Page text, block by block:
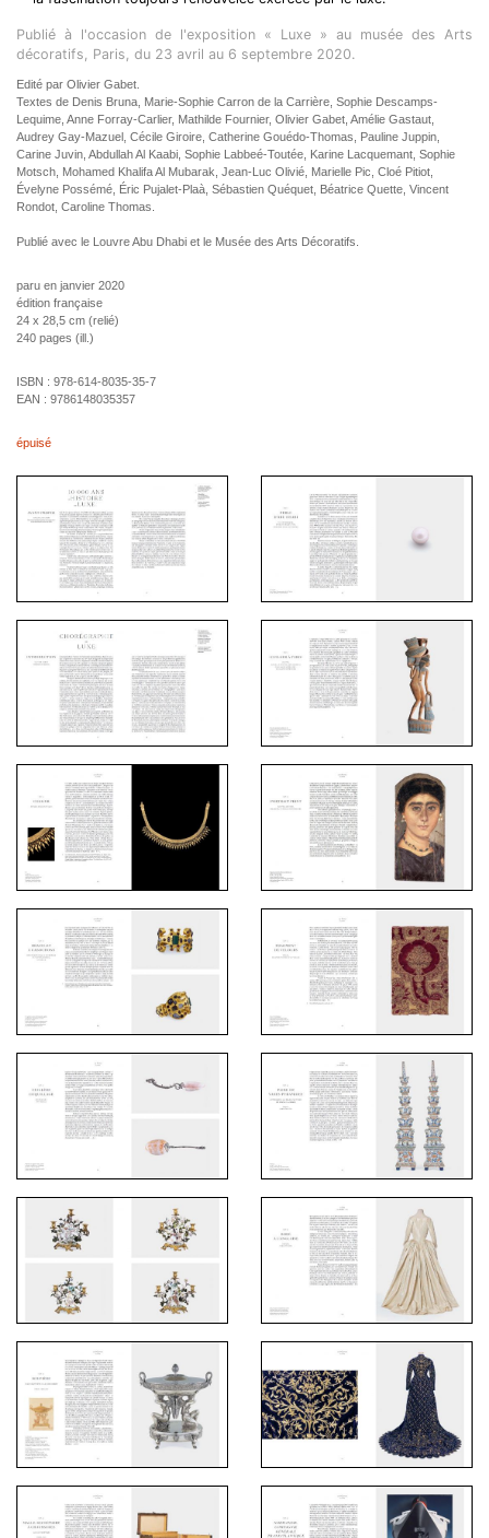
Publié à l'occasion de l'exposition « Luxe » au musée des Arts
décoratifs, Paris, du 23 avril au 6 septembre 2020.
Edité par Olivier Gabet.
Textes de Denis Bruna, Marie-Sophie Carron de la Carrière, Sophie Descamps-
Lequime, Anne Forray-Carlier, Mathilde Fournier, Olivier Gabet, Amélie Gastaut,
Audrey Gay-Mazuel, Cécile Giroire, Catherine Gouédo-Thomas, Pauline Juppin,
Carine Juvin, Abdullah Al Kaabi, Sophie Labbeé-Toutée, Karine Lacquemant, Sophie
Motsch, Mohamed Khalifa Al Mubarak, Jean-Luc Olivié, Marielle Pic, Cloé Pitiot,
Évelyne Possémé, Éric Pujalet-Plaà, Sébastien Quéquet, Béatrice Quette, Vincent
Rondot, Caroline Thomas.
Publié avec le Louvre Abu Dhabi et le Musée des Arts Décoratifs.
paru en janvier 2020
édition française
24 x 28,5 cm (relié)
240 pages (ill.)
ISBN : 978-614-8035-35-7
EAN : 9786148035357
épuisé